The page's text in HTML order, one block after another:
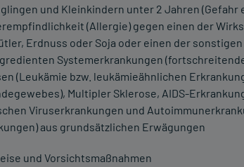
und Kleinkindern unter 2 Jahren
(Allergie) gegen einen der
Erdnuss oder Soja oder einen der
Systemerkrankungen
(Leukämie bzw. leukämieähnlichen
Multipler Sklerose, AIDS-
Viruserkrankungen und
aus grundsätzlichen Erwägungen
und Vorsichtsmaßnahmen